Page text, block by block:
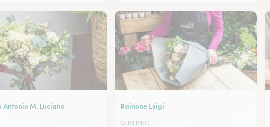
Antonio M. Luciano Rainone Luigi
QUALIANO